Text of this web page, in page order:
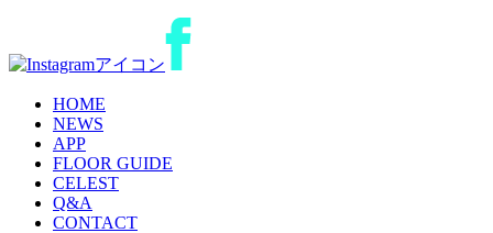
HOME
NEWS
APP
FLOOR GUIDE
CELEST
Q&A
CONTACT